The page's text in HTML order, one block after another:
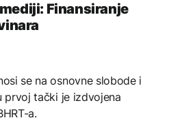
Finansiranje
se na osnovne slobode i
prvoj tački je izdvojena
a.